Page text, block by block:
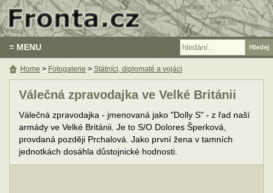
≡ MENU
Válečná zpravodajka ve Velké Británii
Válečná zpravodajka - jmenovaná jako "Dolly S" - z řad naší
armády ve Velké Británii. Je to S/O Dolores Šperková,
provdaná později Prchalová. Jako první žena v tamních
jednotkách dosáhla důstojnické hodnosti.
Home > Fotogalerie > Státníci, diplomaté a vojáci